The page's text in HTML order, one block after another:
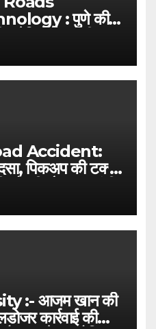
: पुणे की
तकनीक
से बनेगा आधुनिक
Accident:
पिकअप की टक्कर
की मौत, एक गंभीर
:- आजम खान की
कार्रवाई की